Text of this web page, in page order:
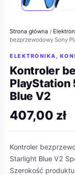
Strona główna /
bezprzewodowy Sony
ELEKTRONIKA ,
Kontroler
PlayStation
Blue V2
407,00 zł
Kontroler
Starlight Blue V2
Szerokość